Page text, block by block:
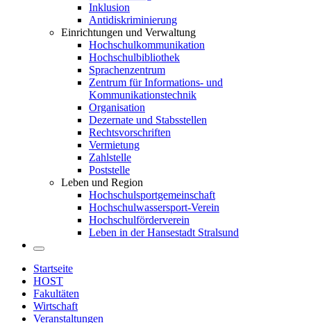
Inklusion
Antidiskriminierung
Einrichtungen und Verwaltung
Hochschulkommunikation
Hochschulbibliothek
Sprachenzentrum
Zentrum für Informations- und
Kommunikationstechnik
Organisation
Dezernate und Stabsstellen
Rechtsvorschriften
Vermietung
Zahlstelle
Poststelle
Leben und Region
Hochschulsportgemeinschaft
Hochschulwassersport-Verein
Hochschulförderverein
Leben in der Hansestadt Stralsund
Startseite
HOST
Fakultäten
Wirtschaft
Veranstaltungen